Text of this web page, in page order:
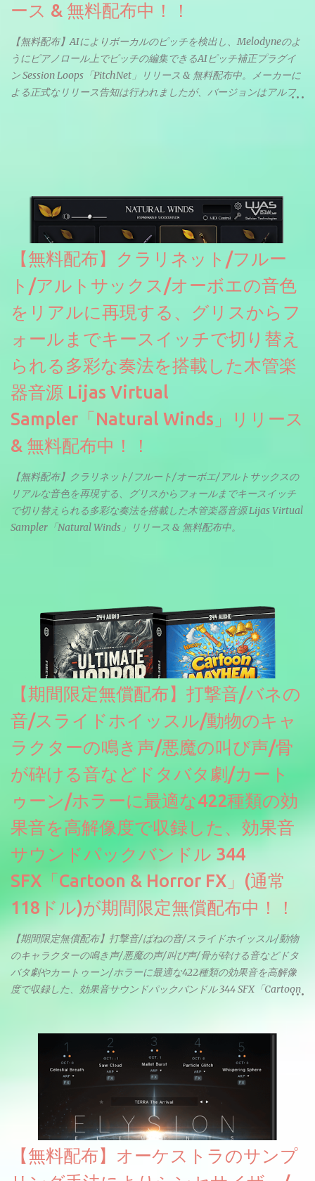
ース & 無料配布中！！
【無料配布】AIによりボーカルのピッチを検出し、Melodyneのよ
うにピアノロール上でピッチの編集できるAIピッチ補正プラグイ
ン Session Loops「PitchNet」リリース & 無料配布中。メーカーに
よる正式なリリース告知は行われましたが、バージョンはアルフ
ソースを元に設計・改良した製品のようです。
【無料配布】クラリネット/フルー
ト/アルトサックス/オーボエの音色
をリアルに再現する、グリスからフ
ォールまでキースイッチで切り替え
られる多彩な奏法を搭載した木管楽
器音源 Lijas Virtual
Sampler「Natural Winds」リリース
& 無料配布中！！
【無料配布】クラリネット/フルート/オーボエ/アルトサックスの
リアルな音色を再現する、グリスからフォールまでキースイッチ
で切り替えられる多彩な奏法を搭載した木管楽器音源 Lijas Virtual
Sampler「Natural Winds」リリース & 無料配布中。
【期間限定無償配布】打撃音/バネの
音/スライドホイッスル/動物のキャ
ラクターの鳴き声/悪魔の叫び声/骨
が砕ける音などドタバタ劇/カート
ゥーン/ホラーに最適な422種類の効
果音を高解像度で収録した、効果音
サウンドパックバンドル 344
SFX「Cartoon & Horror FX」(通常
118ドル)が期間限定無償配布中！！
【期間限定無償配布】打撃音/ばねの音/スライドホイッスル/動物
のキャラクターの鳴き声/悪魔の声/叫び声/骨が砕ける音などドタ
バタ劇やカートゥーン/ホラーに最適な422種類の効果音を高解像
度で収録した、効果音サウンドパックバンドル 344 SFX「Cartoon
【無料配布】オーケストラのサンプ